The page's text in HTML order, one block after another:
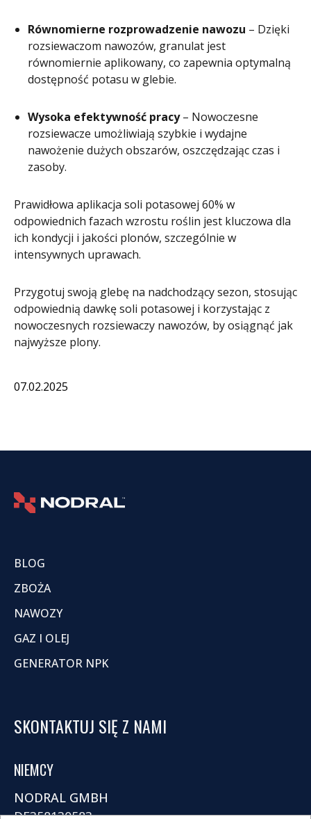
Równomierne rozprowadzenie nawozu – Dzięki
rozsiewaczom nawozów, granulat jest
równomiernie aplikowany, co zapewnia optymalną
dostępność potasu w glebie.
Wysoka efektywność pracy– Nowoczesne
rozsiewacze umożliwiają szybkie i wydajne
nawożenie dużych obszarów, oszczędzając czas i
zasoby.
Prawidłowa aplikacja soli potasowej 60% w
odpowiednich fazach wzrostu roślin jest kluczowa dla
ich kondycji i jakości plonów, szczególnie w
intensywnych uprawach.
Przygotuj swoją glebę na nadchodzący sezon, stosując
odpowiednią dawkę soli potasowej i korzystając z
nowoczesnych rozsiewaczy nawozów, by osiągnąć jak
najwyższe plony.
07.02.2025
BLOG
ZBOŻA
NAWOZY
GAZ I OLEJ
GENERATOR NPK
SKONTAKTUJ SIĘ Z NAMI
NIEMCY
NODRAL GMBH